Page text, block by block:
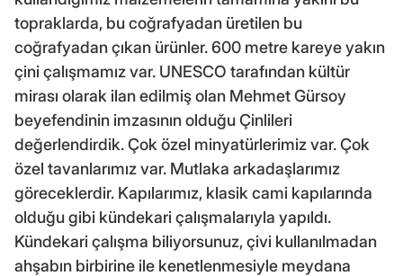
topraklarda, bu coğrafyadan üretilen bu
coğrafyadan çıkan ürünler. 600 metre kareye yakın
çini çalışmamız var. UNESCO tarafından kültür
mirası olarak ilan edilmiş olan Mehmet Gürsoy
beyefendinin imzasının olduğu Çinlileri
değerlendirdik. Çok özel minyatürlerimiz var. Çok
özel tavanlarımız var. Mutlaka arkadaşlarımız
göreceklerdir. Kapılarımız, klasik cami kapılarında
olduğu gibi kündekari çalışmalarıyla yapıldı.
Kündekari çalışma biliyorsunuz, çivi kullanılmadan
ahşabın birbirine ile kenetlenmesiyle meydana